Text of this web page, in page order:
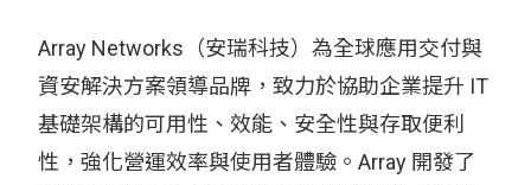
Array Networks（安瑞科技）為全球應用交付與
資安解決方案領導品牌，致力於協助企業提升 IT
基礎架構的可用性、效能、安全性與存取便利
性，強化營運效率與使用者體驗。Array 開發了